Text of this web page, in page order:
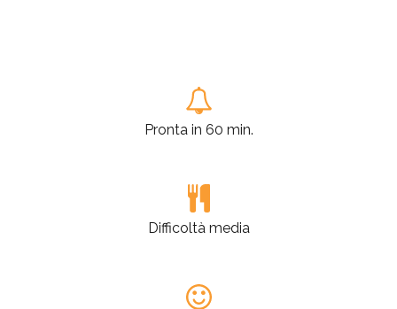
Pronta in 60 min.
Difficoltà media